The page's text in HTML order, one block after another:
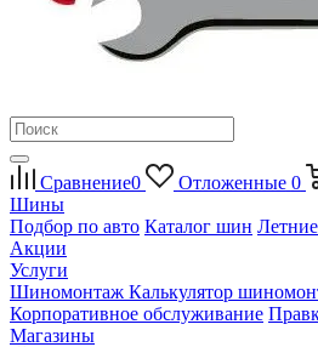
Сравнение0 Отложенные 0
Шины
Подбор по авто Каталог шин
Акции
Услуги
Шиномонтаж Калькулятор
Корпоративное обслуживание
Магазины